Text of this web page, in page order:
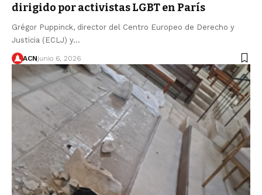
dirigido por activistas LGBT en París
Grégor Puppinck, director del Centro Europeo de Derecho y
Justicia (ECLJ) y…
ACNjunio 6, 2026